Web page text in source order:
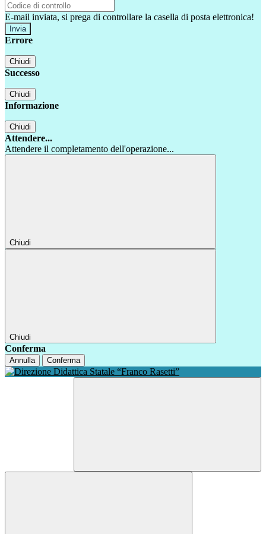
E-mail inviata, si prega di controllare la casella di posta elettronica!
Errore
Chiudi
Successo
Chiudi
Informazione
Chiudi
Attendere...
Attendere il completamento dell'operazione...
Chiudi
Chiudi
Conferma
Annulla Conferma